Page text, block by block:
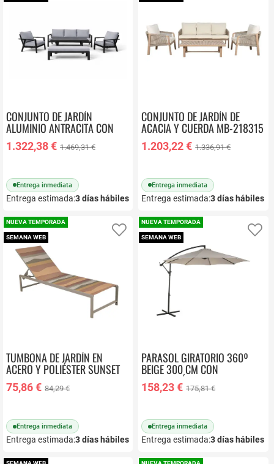
CONJUNTO DE JARDÍN
ALUMINIO ANTRACITA CON
COJINES GRISES SALVADOR
1.322,38 € 1.469,31 €
Entrega inmediata
Entrega estimada:3días hábiles
CONJUNTO DE JARDÍN DE
ACACIA Y CUERDA MB-218315
1.203,22 € 1.336,91 €
Entrega inmediata
Entrega estimada:3días hábiles
NUEVA TEMPORADA
SEMANA WEB
Añadir a favoritos
TUMBONA DE JARDÍN EN
ACERO Y POLIÉSTER SUNSET
MB-224532
75,86 € 84,29 €
Entrega inmediata
Entrega estimada:3días hábiles
NUEVA TEMPORADA
SEMANA WEB
PARASOL GIRATORIO 360º
BEIGE 300 CM CON
PROTECCIÓN UV Y BASE MB-
224570
158,23 € 175,81 €
Entrega inmediata
Entrega estimada:3días hábiles